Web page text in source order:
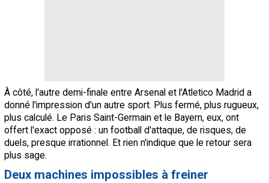
À côté, l'autre demi-finale entre Arsenal et l'Atletico Madrid a
donné l'impression d'un autre sport. Plus fermé, plus rugueux,
plus calculé. Le Paris Saint-Germain et le Bayern, eux, ont
offert l'exact opposé : un football d'attaque, de risques, de
duels, presque irrationnel. Et rien n'indique que le retour sera
plus sage.
Deux machines impossibles à freiner